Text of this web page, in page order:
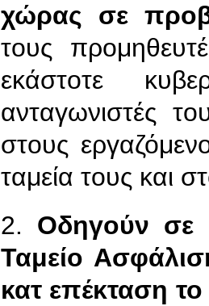
χώρας σε
τους
εκάστοτε
ανταγωνιστές
στους
ταμεία τους και
2. Οδηγούν σε
Ταμείο
κατ επέκταση